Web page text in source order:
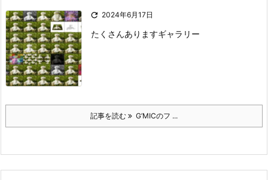
 2024年6月17日
たくさんありますギャラリー
記事を読む G’MICのフ ...